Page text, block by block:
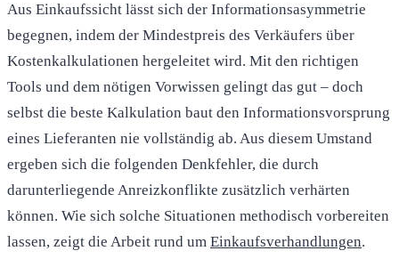
Aus Einkaufssicht lässt sich der Informationsasymmetrie
begegnen, indem der Mindestpreis des Verkäufers über
Kostenkalkulationen hergeleitet wird. Mit den richtigen
Tools und dem nötigen Vorwissen gelingt das gut – doch
selbst die beste Kalkulation baut den Informationsvorsprung
eines Lieferanten nie vollständig ab. Aus diesem Umstand
ergeben sich die folgenden Denkfehler, die durch
darunterliegende Anreizkonflikte zusätzlich verhärten
können. Wie sich solche Situationen methodisch vorbereiten
lassen, zeigt die Arbeit rund um Einkaufsverhandlungen.